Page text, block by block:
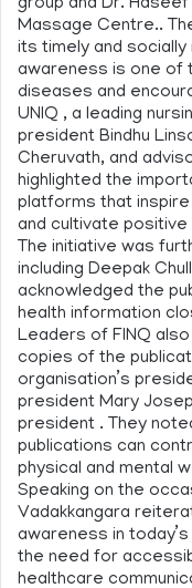
group and Dr.
Massage Centre..
its timely and
awareness is one of
diseases and
UNIQ , a leading
president Bindhu
Cheruvath, and
highlighted the
platforms that
and cultivate
The initiative was
including Deepak
acknowledged the
health information
Leaders of FINQ
copies of the
organisation’s
president Mary
president . They
publications can
physical and mental
Speaking on the
Vadakkangara
awareness in
the need for
healthcare